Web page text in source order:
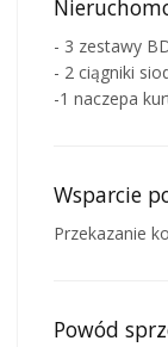
- 3 zestawy
- 2 ciągniki
-1 naczepa
Wsparcie
Przekazanie
Powód